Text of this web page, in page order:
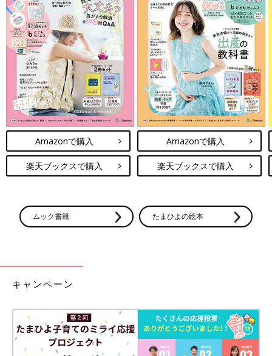
Amazonで購入
楽天ブックスで購入
Amazonで購入
楽天ブックスで購入
ムック書籍 たまひよの絵本
キャンペーン